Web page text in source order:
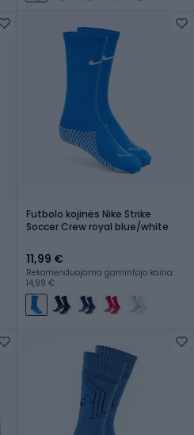
Futbolo kojinės Nike Strike
Soccer Crew royal blue/white
11,99 €
Rekomenduojama gamintojo kaina:
14,99 €